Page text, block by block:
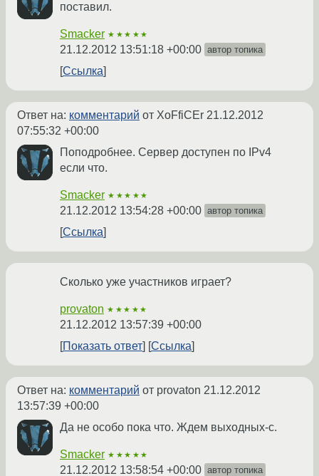
поставил.
Smacker ★★★★★
21.12.2012 13:51:18 +00:00 автор топика
Ссылка
Ответ на: комментарий от XoFfiCEr 21.12.2012
07:55:32 +00:00
Поподробнее. Сервер доступен по IPv4
если что.
Smacker ★★★★★
21.12.2012 13:54:28 +00:00 автор топика
Ссылка
Сколько уже участников играет?
provaton ★★★★★
21.12.2012 13:57:39 +00:00
Показать ответ
Ссылка
Ответ на: комментарий от provaton 21.12.2012
13:57:39 +00:00
Да не особо пока что. Ждем выходных-с.
Smacker ★★★★★
21.12.2012 13:58:54 +00:00 автор топика